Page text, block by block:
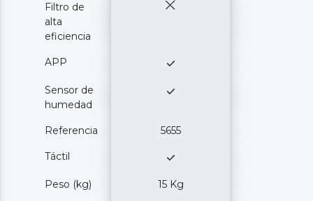
Filtro de
alta
eficiencia
APP
Sensor de
humedad
Referencia 5655
Táctil
Peso (kg) 15 Kg